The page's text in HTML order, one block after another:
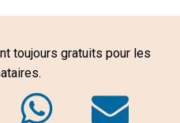
toujours gratuits pour les